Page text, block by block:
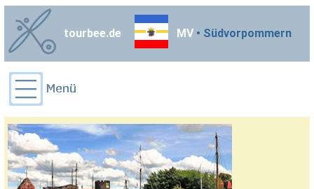
tourbee.de MV • Südvorpommern